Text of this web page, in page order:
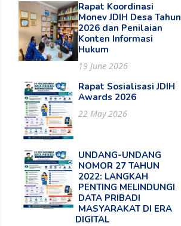
Rapat Koordinasi
Monev JDIH Desa Tahun
2026 dan Penilaian
Konten Informasi
Hukum
19 June 2026
Rapat Sosialisasi JDIH
Awards 2026
22 May 2026
UNDANG-UNDANG
NOMOR 27 TAHUN
2022: LANGKAH
PENTING MELINDUNGI
DATA PRIBADI
MASYARAKAT DI ERA
DIGITAL